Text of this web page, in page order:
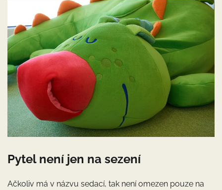
Pytel není jen na sezení
Ačkoliv má v názvu sedací, tak není omezen pouze na